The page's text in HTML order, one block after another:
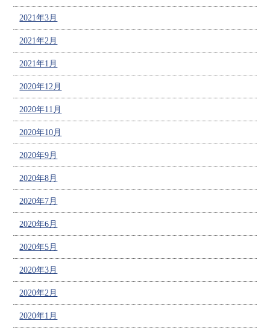
2021年3月
2021年2月
2021年1月
2020年12月
2020年11月
2020年10月
2020年9月
2020年8月
2020年7月
2020年6月
2020年5月
2020年3月
2020年2月
2020年1月